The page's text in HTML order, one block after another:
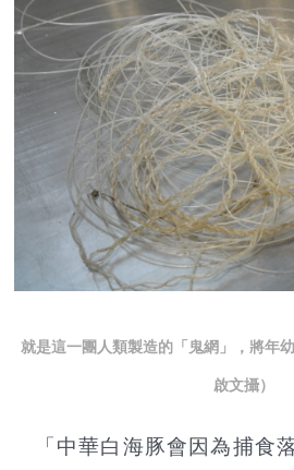
就是這一團人類製造的「鬼網」，將年
啟文攝）
「中華白海豚會因為捕食